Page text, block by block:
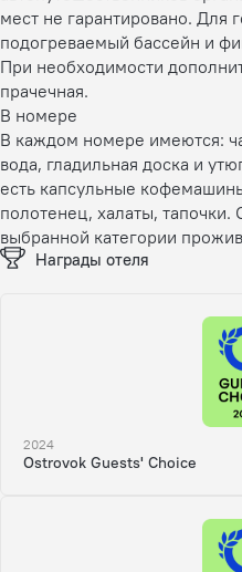
мест не гарантировано. Для
подогреваемый бассейн и
При необходимости
прачечная.
В номере
В каждом номере имеются:
вода, гладильная доска и
есть капсульные
полотенец, халаты, тапочки.
выбранной категории
Награды отеля
2024
Ostrovok Guests' Choice